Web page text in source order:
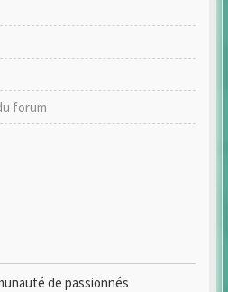
forum
de passionnés